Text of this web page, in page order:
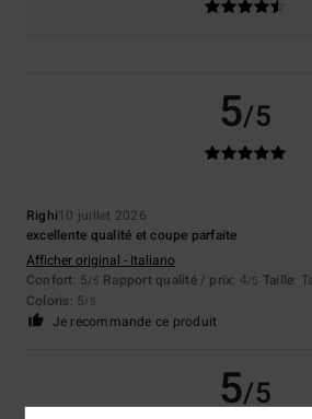
5/5
Righi10 juillet 2026
excellente qualité et coupe parfaite
Afficher original - Italiano
Confort: 5/5 Rapport qualité / prix: 4/5 Taille:
Coloris: 5/5
Je recommande ce produit
5/5